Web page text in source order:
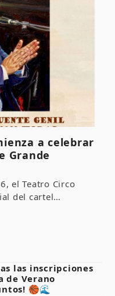
a celebrar
Grande
el Teatro Circo
del cartel…
las inscripciones
de Verano
🏀🌊